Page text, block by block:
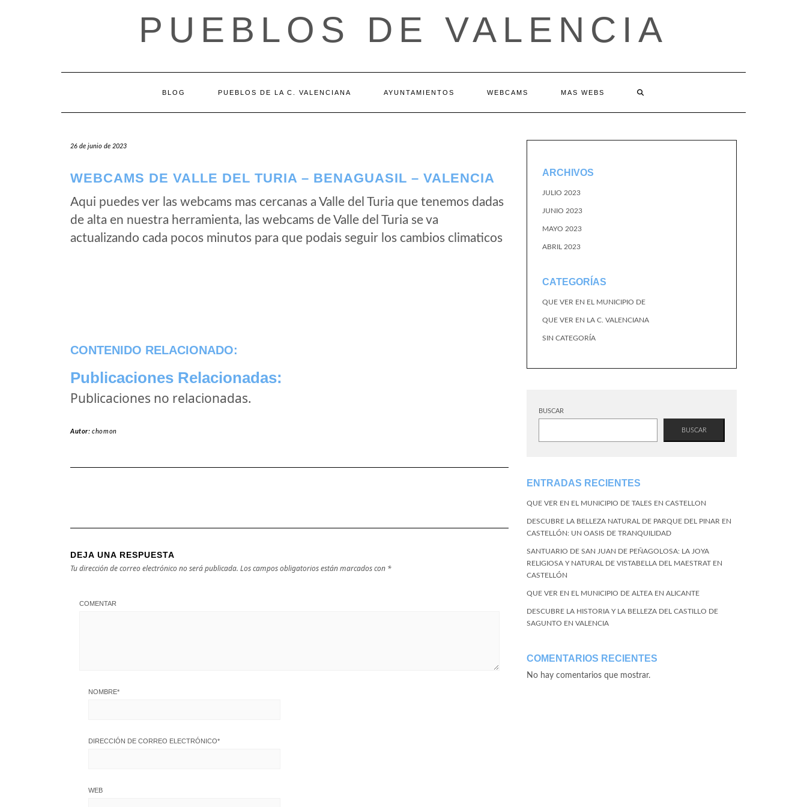
PUEBLOS DE VALENCIA
BLOG PUEBLOS DE LA C. VALENCIANA AYUNTAMIENTOS WEBCAMS MAS WEBS
26 de junio de 2023
WEBCAMS DE VALLE DEL TURIA – BENAGUASIL – VALENCIA
Aqui puedes ver las webcams mas cercanas a Valle del Turia que tenemos dadas
de alta en nuestra herramienta, las webcams de Valle del Turia se va
actualizando cada pocos minutos para que podais seguir los cambios climaticos
CONTENIDO RELACIONADO:
Publicaciones Relacionadas:
Publicaciones no relacionadas.
Autor:chomon
DEJA UNA RESPUESTA
Tu dirección de correo electrónico no será publicada. Los campos obligatorios están marcados con *
COMENTAR
NOMBRE*
DIRECCIÓN DE CORREO ELECTRÓNICO*
WEB
ARCHIVOS
JULIO 2023
JUNIO 2023
MAYO 2023
ABRIL 2023
CATEGORÍAS
QUE VER EN EL MUNICIPIO DE
QUE VER EN LA C. VALENCIANA
SIN CATEGORÍA
BUSCAR
BUSCAR
ENTRADAS RECIENTES
QUE VER EN EL MUNICIPIO DE TALES EN CASTELLON
DESCUBRE LA BELLEZA NATURAL DE PARQUE DEL PINAR EN
CASTELLÓN: UN OASIS DE TRANQUILIDAD
SANTUARIO DE SAN JUAN DE PEÑAGOLOSA: LA JOYA
RELIGIOSA Y NATURAL DE VISTABELLA DEL MAESTRAT EN
CASTELLÓN
QUE VER EN EL MUNICIPIO DE ALTEA EN ALICANTE
DESCUBRE LA HISTORIA Y LA BELLEZA DEL CASTILLO DE
SAGUNTO EN VALENCIA
COMENTARIOS RECIENTES
No hay comentarios que mostrar.